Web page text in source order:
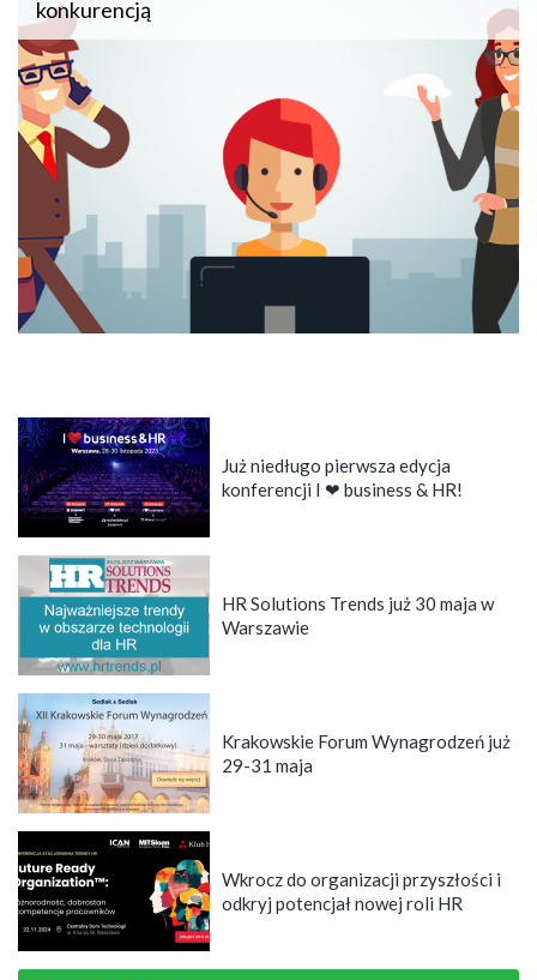
konkurencją
Już niedługo pierwsza edycja
konferencji I ❤ business & HR!
HR Solutions Trends już 30 maja w
Warszawie
Krakowskie Forum Wynagrodzeń już
29-31 maja
Wkrocz do organizacji przyszłości i
odkryj potencjał nowej roli HR